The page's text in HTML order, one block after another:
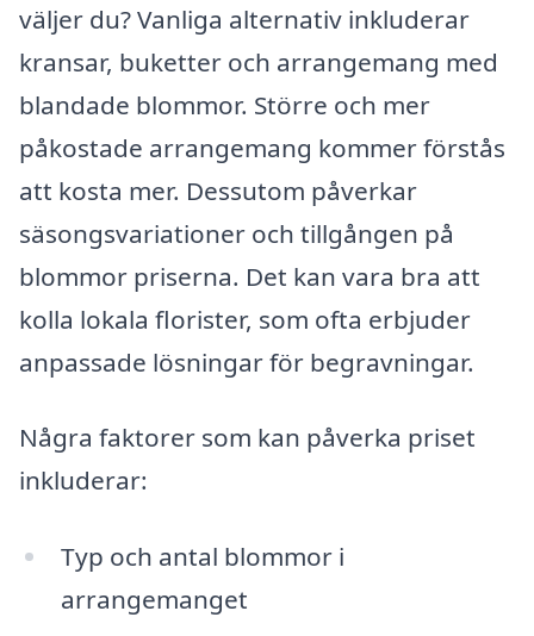
väljer du? Vanliga alternativ inkluderar
kransar, buketter och arrangemang med
blandade blommor. Större och mer
påkostade arrangemang kommer förstås
att kosta mer. Dessutom påverkar
säsongsvariationer och tillgången på
blommor priserna. Det kan vara bra att
kolla lokala florister, som ofta erbjuder
anpassade lösningar för begravningar.
Några faktorer som kan påverka priset
inkluderar:
Typ och antal blommor i
arrangemanget